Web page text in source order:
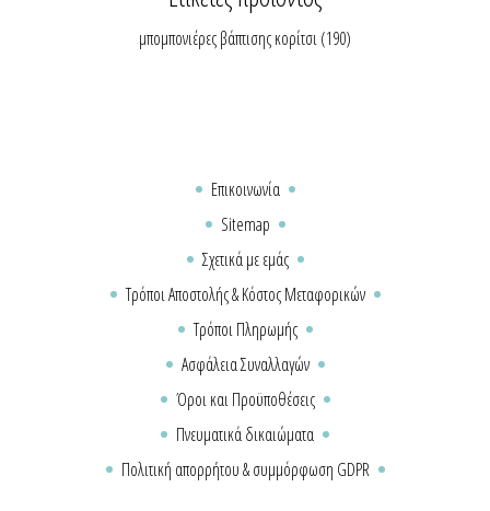
μπομπονιέρες βάπτισης κορίτσι(190)
Επικοινωνία
Sitemap
Σχετικά με εμάς
Τρόποι Αποστολής & Κόστος Μεταφορικών
Τρόποι Πληρωμής
Ασφάλεια Συναλλαγών
Όροι και Προϋποθέσεις
Πνευματικά δικαιώματα
Πολιτική απορρήτου & συμμόρφωση GDPR